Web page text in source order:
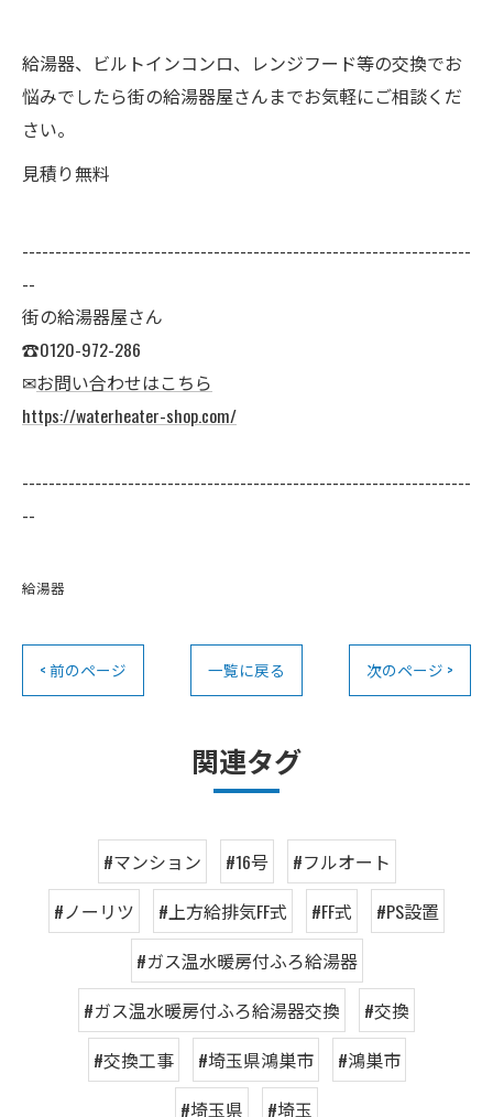
給湯器、ビルトインコンロ、レンジフード等の交換でお
悩みでしたら街の給湯器屋さんまでお気軽にご相談くだ
さい。
見積り無料
--------------------------------------------------------------------
--
街の給湯器屋さん
☎0120-972-286
✉お問い合わせはこちら
https://waterheater-shop.com/
--------------------------------------------------------------------
--
給湯器
< 前のページ 一覧に戻る 次のページ >
関連タグ
#マンション #16号
#フルオート
#ノーリツ
#上方給排気FF式 #FF式
#PS設置
#ガス温水暖房付ふろ給湯器
#ガス温水暖房付ふろ給湯器交換
#交換
#交換工事
#埼玉県鴻巣市
#鴻巣市
#埼玉県
#埼玉